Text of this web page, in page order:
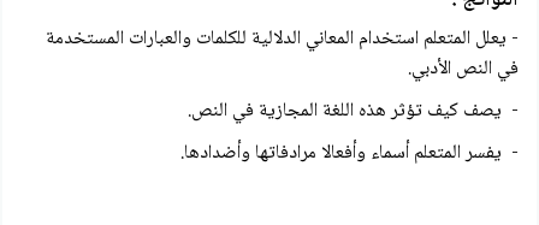
- يعلل المتعلم استخدام المعاني الدلالية للكلمات والعبارات المستخدمة
في النص الأدبي.
- يصف كيف تؤثر هذه اللغة المجازية في النص.
- يفسر المتعلم أسماء وأفعالا مرادفاتها وأضدادها.